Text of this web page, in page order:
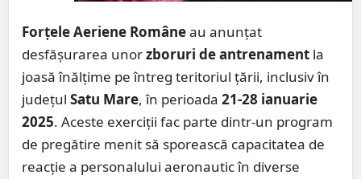
Forțele Aeriene Româneau anunțat
desfășurarea unorzboruri de antrenament la
joasă înălțime pe întreg teritoriul țării, inclusiv în
județul Satu Mare, în perioada 21-28 ianuarie
2025. Aceste exerciții fac parte dintr-un program
de pregătire menit să sporească capacitatea de
reacție a personalului aeronautic în diverse